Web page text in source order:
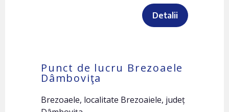
Detalii
Punct de lucru Brezoaele
Dâmboviţa
Brezoaele, localitate Brezoaiele, județ